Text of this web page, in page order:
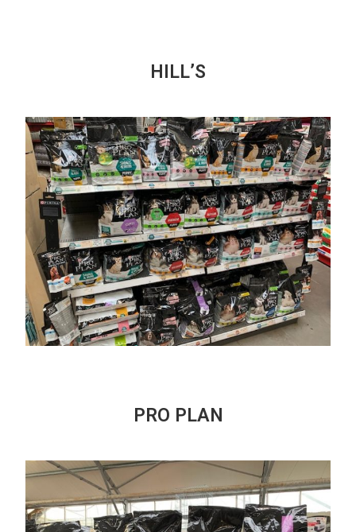
HILL’S
PRO PLAN